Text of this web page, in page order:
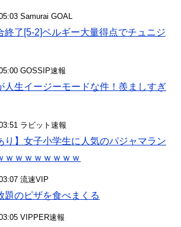
Samurai GOAL
終了[5-2]ベルギー大量得点でチュニジ
GOSSIP速報
人生イージーモードな件！羨ましすぎ
ラビット速報
り】女子小学生に人気のパジャマラン
ｗｗｗｗｗｗｗｗ
流速VIP
題のピザを食べまくる
VIPPER速報